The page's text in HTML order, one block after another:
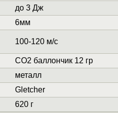
до 3 Дж
6мм
100-120 м/с
СО2 баллончик 12 гр
металл
Gletcher
620 г